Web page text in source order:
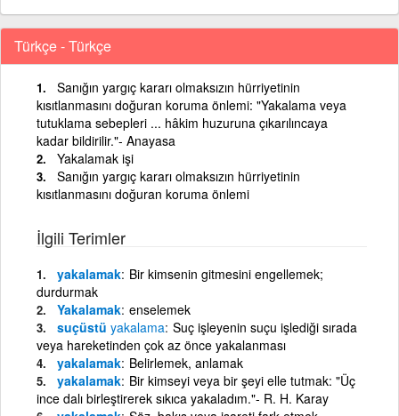
Türkçe - Türkçe
Sanığın yargıç kararı olmaksızın hürriyetinin
kısıtlanmasını doğuran koruma önlemi: "Yakalama veya
tutuklama sebepleri ... hâkim huzuruna çıkarılıncaya
kadar bildirilir."- Anayasa
Yakalamak işi
Sanığın yargıç kararı olmaksızın hürriyetinin
kısıtlanmasını doğuran koruma önlemi
İlgili Terimler
yakalamak Bir kimsenin gitmesini engellemek;
durdurmak
Yakalamak enselemek
suçüstü yakalama Suç işleyenin suçu işlediği sırada
veya hareketinden çok az önce yakalanması
yakalamak Belirlemek, anlamak
yakalamak Bir kimseyi veya bir şeyi elle tutmak: "Üç
ince dalı birleştirerek sıkıca yakaladım."- R. H. Karay